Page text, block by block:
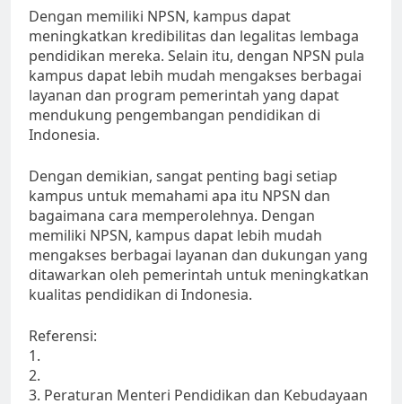
Dengan memiliki NPSN, kampus dapat
meningkatkan kredibilitas dan legalitas lembaga
pendidikan mereka. Selain itu, dengan NPSN pula
kampus dapat lebih mudah mengakses berbagai
layanan dan program pemerintah yang dapat
mendukung pengembangan pendidikan di
Indonesia.
Dengan demikian, sangat penting bagi setiap
kampus untuk memahami apa itu NPSN dan
bagaimana cara memperolehnya. Dengan
memiliki NPSN, kampus dapat lebih mudah
mengakses berbagai layanan dan dukungan yang
ditawarkan oleh pemerintah untuk meningkatkan
kualitas pendidikan di Indonesia.
Referensi:
1.
2.
3. Peraturan Menteri Pendidikan dan Kebudayaan